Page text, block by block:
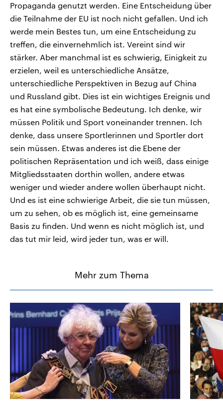
Propaganda genutzt werden. Eine Entscheidung über
die Teilnahme der EU ist noch nicht gefallen. Und ich
werde mein Bestes tun, um eine Entscheidung zu
treffen, die einvernehmlich ist. Vereint sind wir
stärker. Aber manchmal ist es schwierig, Einigkeit zu
erzielen, weil es unterschiedliche Ansätze,
unterschiedliche Perspektiven in Bezug auf China
und Russland gibt. Dies ist ein wichtiges Ereignis und
es hat eine symbolische Bedeutung. Ich denke, wir
müssen Politik und Sport voneinander trennen. Ich
denke, dass unsere Sportlerinnen und Sportler dort
sein müssen. Etwas anderes ist die Ebene der
politischen Repräsentation und ich weiß, dass einige
Mitgliedsstaaten dorthin wollen, andere etwas
weniger und wieder andere wollen überhaupt nicht.
Und es ist eine schwierige Arbeit, die sie tun müssen,
um zu sehen, ob es möglich ist, eine gemeinsame
Basis zu finden. Und wenn es nicht möglich ist, und
das tut mir leid, wird jeder tun, was er will.
Mehr zum Thema